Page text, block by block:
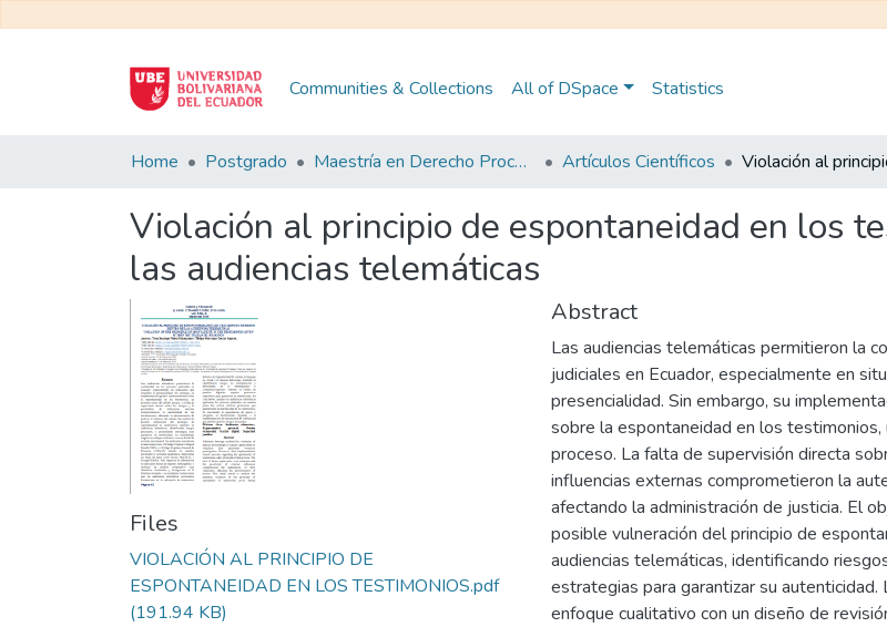
Communities & Collections All of DSpace Statistics
Home Postgrado Maestría en Derecho Procesal Artículos Científicos
Violación al principio de espontaneidad en los
las audiencias telemáticas
Files
VIOLACIÓN AL PRINCIPIO DE
ESPONTANEIDAD EN LOS TESTIMONIOS.pdf
(191.94 KB)
Abstract
Las audiencias telemáticas permitieron la
judiciales en Ecuador, especialmente en
presencialidad. Sin embargo, su
sobre la espontaneidad en los testimonios,
proceso. La falta de supervisión directa
influencias externas comprometieron la
afectando la administración de justicia. El
posible vulneración del principio de
audiencias telemáticas, identificando
estrategias para garantizar su
enfoque cualitativo con un diseño de